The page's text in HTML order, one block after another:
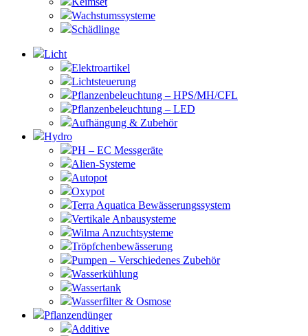
Wachstumssysteme
Schädlinge
Licht
Elektroartikel
Lichtsteuerung
Pflanzenbeleuchtung – HPS/MH/CFL
Pflanzenbeleuchtung – LED
Aufhängung & Zubehör
Hydro
PH – EC Messgeräte
Alien-Systeme
Autopot
Oxypot
Terra Aquatica Bewässerungssystem
Vertikale Anbausysteme
Wilma Anzuchtsysteme
Tröpfchenbewässerung
Pumpen – Verschiedenes Zubehör
Wasserkühlung
Wassertank
Wasserfilter & Osmose
Pflanzendünger
Additive